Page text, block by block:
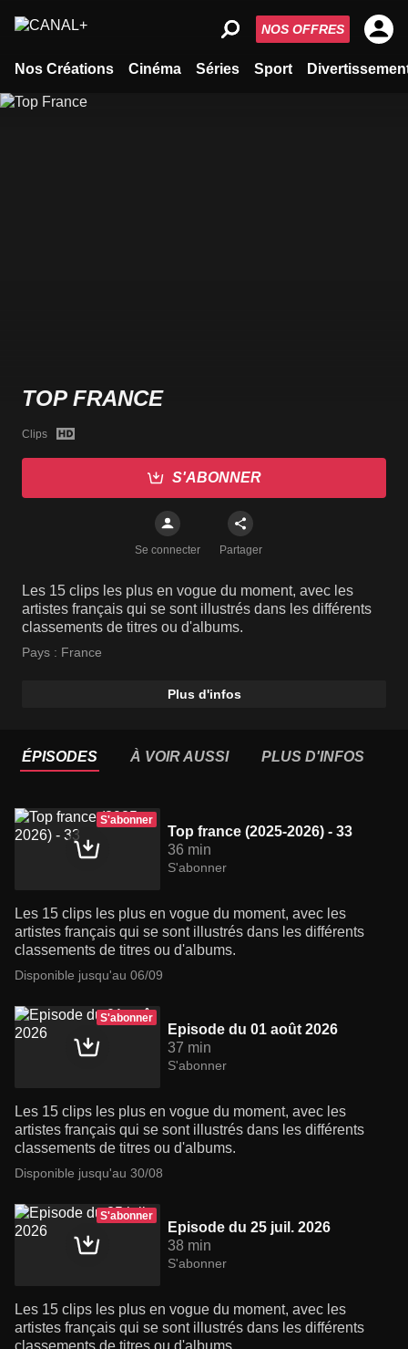
Nos Créations Cinéma Séries Sport
NOS OFFRES
TOP FRANCE
Clips
S'ABONNER
Se connecter Partager
Les 15 clips les plus en vogue du moment, avec les
artistes français qui se sont illustrés dans les différents
classements de titres ou d'albums.
Pays : France
Plus d'infos
ÉPISODES À VOIR AUSSI PLUS D'INFOS
S'abonner
Top france (2025-2026) - 33
36 min
S'abonner
Les 15 clips les plus en vogue du moment, avec les
artistes français qui se sont illustrés dans les différents
classements de titres ou d'albums.
Disponible jusqu'au 06/09
S'abonner
Episode du 01 août 2026
37 min
S'abonner
Les 15 clips les plus en vogue du moment, avec les
artistes français qui se sont illustrés dans les différents
classements de titres ou d'albums.
Disponible jusqu'au 30/08
S'abonner
Episode du 25 juil. 2026
38 min
S'abonner
Les 15 clips les plus en vogue du moment, avec les
artistes français qui se sont illustrés dans les différents
classements de titres ou d'albums.